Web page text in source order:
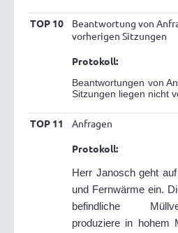
TOP 10
Beantwortung von
vorherigen Sitzungen
Protokoll:
Beantwortungen von
Sitzungen liegen nicht
TOP 11
Anfragen
Protokoll:
Herr Janosch geht
und Fernwärme ein.
befindliche
produziere in hohem